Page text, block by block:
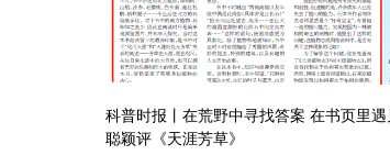
科普时报丨在荒野中寻找答案 在书页里
聪颖评《天涯芳草》